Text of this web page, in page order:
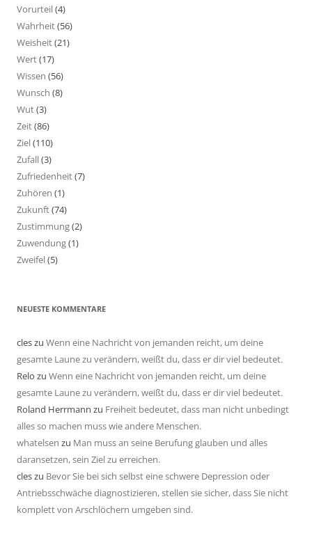
Vorurteil(4)
Wahrheit(56)
Weisheit(21)
Wert(17)
Wissen (56)
Wunsch (8)
Wut(3)
Zeit(86)
Ziel(110)
Zufall(3)
Zufriedenheit(7)
Zuhören (1)
Zukunft(74)
Zustimmung(2)
Zuwendung(1)
Zweifel(5)
NEUESTE KOMMENTARE
cleszu Wenn eine Nachricht von jemanden reicht, um deine
gesamte Laune zu verändern, weißt du, dass er dir viel bedeutet.
Relo zu Wenn eine Nachricht von jemanden reicht, um deine
gesamte Laune zu verändern, weißt du, dass er dir viel bedeutet.
Roland Herrmann zu Freiheit bedeutet, dass man nicht unbedingt
alles so machen muss wie andere Menschen.
whatelsen zu Man muss an seine Berufung glauben und alles
daransetzen, sein Ziel zu erreichen.
cleszu Bevor Sie bei sich selbst eine schwere Depression oder
Antriebsschwäche diagnostizieren, stellen sie sicher, dass Sie nicht
komplett von Arschlöchern umgeben sind.